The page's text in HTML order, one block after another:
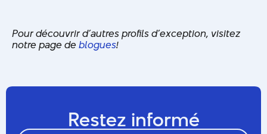
Pour découvrir d’autres profils d’exception, visitez
notre page de blogues!
Restez informé